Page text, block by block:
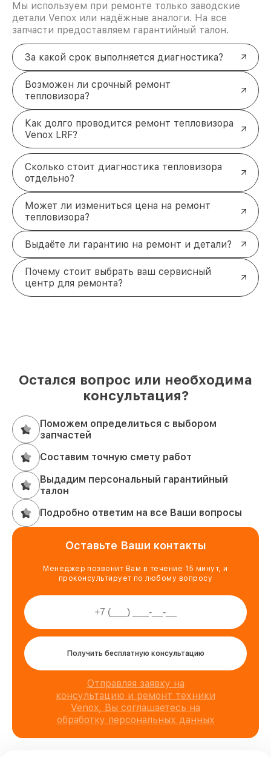
Мы используем при ремонте только заводские
детали Venox или надёжные аналоги. На все
запчасти предоставляем гарантийный талон.
За какой срок выполняется диагностика?
Возможен ли срочный ремонт
тепловизора?
Как долго проводится ремонт тепловизора
Venox LRF?
Сколько стоит диагностика тепловизора
отдельно?
Может ли измениться цена на ремонт
тепловизора?
Выдаёте ли гарантию на ремонт и детали?
Почему стоит выбрать ваш сервисный
центр для ремонта?
Остался вопрос или необходима
консультация?
Поможем определиться с выбором
запчастей
Составим точную смету работ
Выдадим персональный гарантийный
талон
Подробно ответим на все Ваши вопросы
Оставьте Ваши контакты
Менеджер позвонит Вам в течение 15 минут, и
проконсультирует по любому вопросу
Получить бесплатную консультацию
Отправляя заявку на
консультацию и ремонт техники
Venox, Вы соглашаетесь на
обработку персональных данных